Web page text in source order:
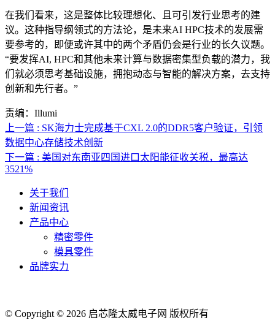
在我们看来，这是整体比较理想化、且可引发行业思考的建
议。这种指导纲领式的方法论，是未来AI HPC技术的发展需
要参考的，即便或许其中的两个矛盾仍会是行业的长久议题。
“要发挥AI, HPC和其他未来计算与数据密集型负载的潜力，我
们就必须思考基础设施，拥抱动态与智能的解决方案，去支持
创新和先行者。”
责编：Illumi
上一篇 : SK海力士完成基于CXL 2.0的DDR5客户验证，引领
数据中心存储技术创新
下一篇 : 美国对东南亚四国进口太阳能征收关税，最高达
3521%
关于我们
新闻资讯
产品中心
精密零件
模具零件
品牌实力
© Copyright © 2026 启芯隆太威电子网 版权所有